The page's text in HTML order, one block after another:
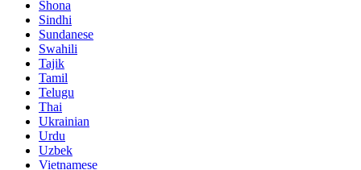
Shona
Sindhi
Sundanese
Swahili
Tajik
Tamil
Telugu
Thai
Ukrainian
Urdu
Uzbek
Vietnamese